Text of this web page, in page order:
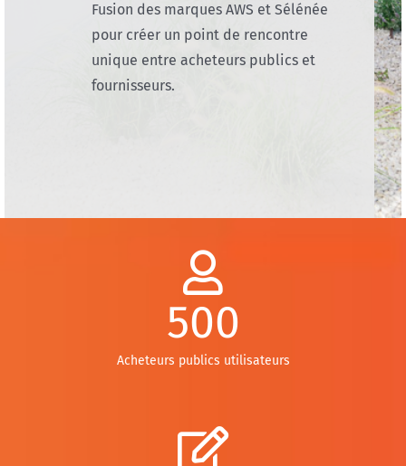
Fusion des marques AWS et Sélénée
pour créer un point de rencontre
unique entre acheteurs publics et
fournisseurs.
500
Acheteurs publics utilisateurs